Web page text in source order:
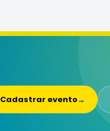
Cadastrar evento→